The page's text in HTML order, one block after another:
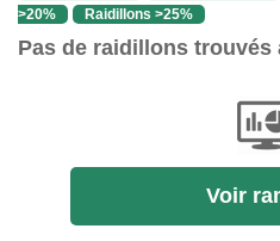
>20%
Raidillons >25%
Pas de raidillons trouvés
Voir